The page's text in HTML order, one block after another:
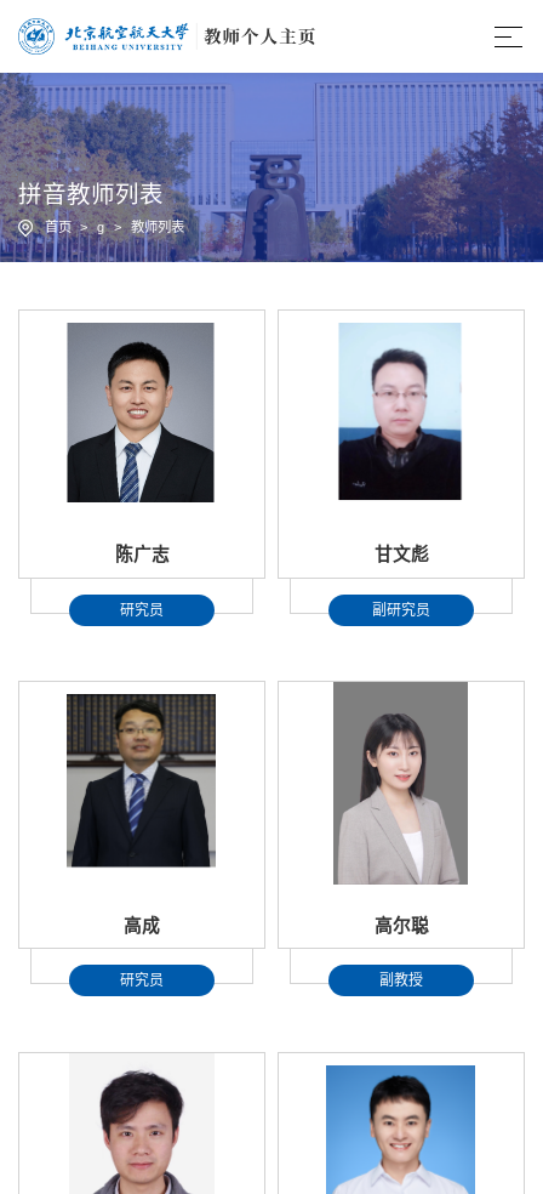
拼音教师列表
首页 > g > 教师列表
陈广志
研究员
甘文彪
副研究员
高成
研究员
高尔聪
副教授